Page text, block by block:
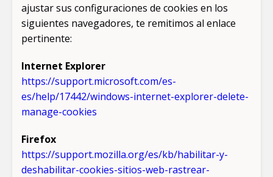
ajustar sus configuraciones de cookies en los
siguientes navegadores, te remitimos al enlace
pertinente:
Internet Explorer
https://support.microsoft.com/es-
es/help/17442/windows-internet-explorer-delete-
manage-cookies
Firefox
https://support.mozilla.org/es/kb/habilitar-y-
deshabilitar-cookies-sitios-web-rastrear-